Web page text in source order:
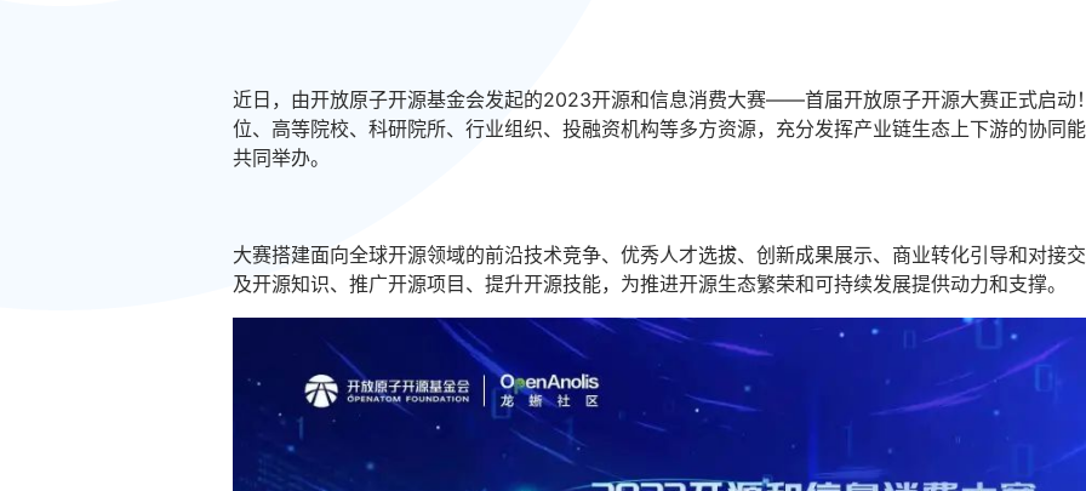
近日，由开放原子开源基金会发起的2023开源和信息消费大赛——首届开放原子开源大赛正式启动
位、高等院校、科研院所、行业组织、投融资机构等多方资源，充分发挥产业链生态上下游的协同
共同举办。
大赛搭建面向全球开源领域的前沿技术竞争、优秀人才选拔、创新成果展示、商业转化引导和对接
及开源知识、推广开源项目、提升开源技能，为推进开源生态繁荣和可持续发展提供动力和支撑。